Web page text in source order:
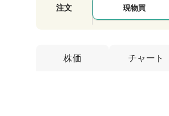
注文 現物買
株価 チャート